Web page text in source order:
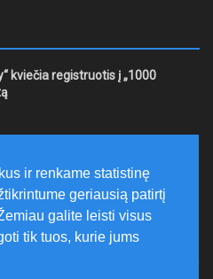
kviečia registruotis į „1000
sportinio ugdymo programas
ir renkame statistinę
geriausią patirtį
galite leisti visus
tik tuos, kurie jums